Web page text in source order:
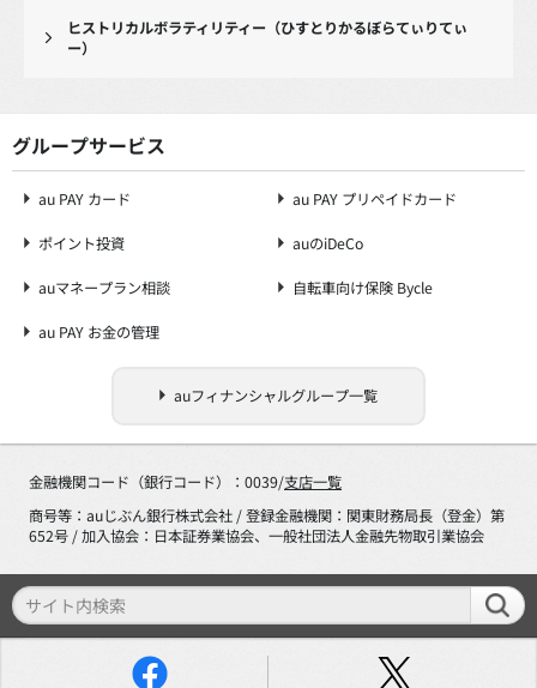
ヒストリカルボラティリティー（ひすとりかるぼらてぃりてぃ
ー）
グループサービス
au PAY カード au PAY プリペイドカード
ポイント投資 auのiDeCo
auマネープラン相談 自転車向け保険 Bycle
au PAY お金の管理
auフィナンシャルグループ一覧
金融機関コード（銀行コード）：0039/支店一覧
商号等：auじぶん銀行株式会社 / 登録金融機関：関東財務局長（登金）第
652号 / 加入協会：日本証券業協会、一般社団法人金融先物取引業協会